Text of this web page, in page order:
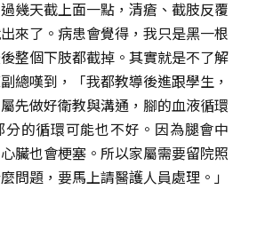
幾天截上面一點，清瘡、截肢反覆
來了。病患會覺得，我只是黑一根
整個下肢都截掉。其實就是不了解
總嘆到，「我都教導後進跟學生，
先做好衛教與溝通，腳的血液循環
分的循環可能也不好。因為腿會中
臟也會梗塞。所以家屬需要留院照
問題，要馬上請醫護人員處理。」